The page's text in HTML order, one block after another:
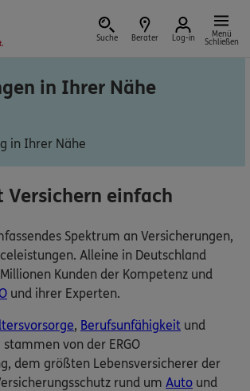
Suche Berater Log-in
Menü
Schließen
oder Leistungsfall melden
online oder telefonisch
Rechnung einreichen
in Ihrer Nähe
in Ihrer Nähe
Versichern einfach
Spektrum an Versicherungen,
Alleine in Deutschland
Kunden der Kompetenz und
und ihrer Experten.
, Berufsunfähigkeit und
stammen von der ERGO
dem größten Lebensversicherer der
rund um Auto und